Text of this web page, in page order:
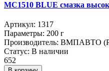
МС1510 BLUE смазка
Артикул: 1317
Параметры: 200 г
Производитель: ВМПАВТО
Статус: В наличии
652